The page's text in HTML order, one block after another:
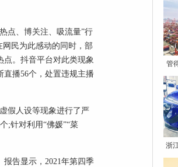
点、博关注、吸流量”行
网民为此感动的同时，部
点。抖音平台对此类现象
播56个，处置违规主播
假人设等现象进行了严
;针对利用“佛媛”“菜
告显示，2021年第四季
管
浙